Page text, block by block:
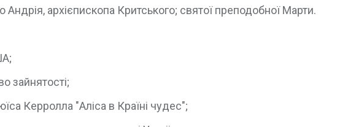
архієпископа Критського; святої преподобної Марти.
зайнятості;
Керролла "Аліса в Країні чудес";